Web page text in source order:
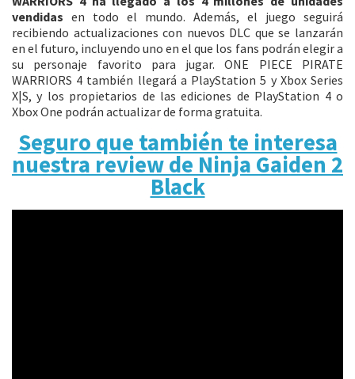
vendidas en todo el mundo. Además, el juego seguirá
recibiendo actualizaciones con nuevos DLC que se lanzarán
en el futuro, incluyendo uno en el que los fans podrán elegir a
su personaje favorito para jugar. ONE PIECE PIRATE
WARRIORS 4 también llegará a PlayStation 5 y Xbox Series
X|S, y los propietarios de las ediciones de PlayStation 4 o
Xbox One podrán actualizar de forma gratuita.
Seguro que también te interesa
nuestra review de Ninja Gaiden 2
Black